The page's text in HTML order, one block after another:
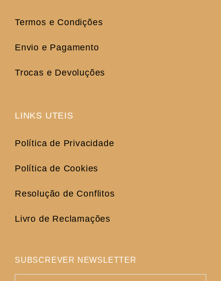
Termos e Condições
Envio e Pagamento
Trocas e Devoluções
LINKS UTEIS
Política de Privacidade
Política de Cookies
Resolução de Conflitos
Livro de Reclamações
SUBSCREVER NEWSLETTER